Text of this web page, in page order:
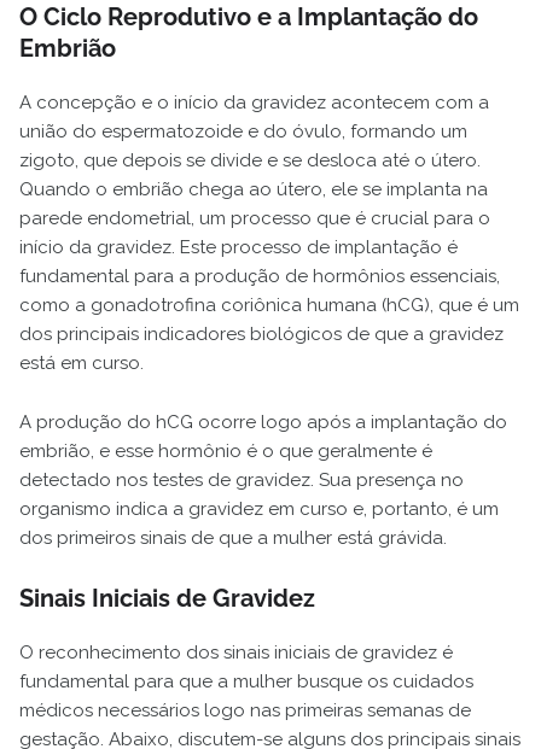
O Ciclo Reprodutivo e a Implantação do
Embrião
A concepção e o início da gravidez acontecem com a
união do espermatozoide e do óvulo, formando um
zigoto, que depois se divide e se desloca até o útero.
Quando o embrião chega ao útero, ele se implanta na
parede endometrial, um processo que é crucial para o
início da gravidez. Este processo de implantação é
fundamental para a produção de hormônios essenciais,
como a gonadotrofina coriônica humana (hCG), que é um
dos principais indicadores biológicos de que a gravidez
está em curso.
A produção do hCG ocorre logo após a implantação do
embrião, e esse hormônio é o que geralmente é
detectado nos testes de gravidez. Sua presença no
organismo indica a gravidez em curso e, portanto, é um
dos primeiros sinais de que a mulher está grávida.
Sinais Iniciais de Gravidez
O reconhecimento dos sinais iniciais de gravidez é
fundamental para que a mulher busque os cuidados
médicos necessários logo nas primeiras semanas de
gestação. Abaixo, discutem-se alguns dos principais sinais